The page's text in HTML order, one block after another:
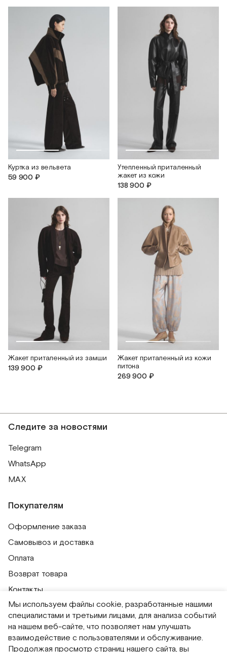
Куртка из вельвета
59 900 ₽
Утепленный приталенный
жакет из кожи
138 900 ₽
Жакет приталенный из замши
139 900 ₽
Жакет приталенный из кожи
питона
269 900 ₽
Следите за новостями
Telegram
WhatsApp
MAX
Покупателям
Оформление заказа
Самовывоз и доставка
Оплата
Возврат товара
Контакты
Публичная оферта
Политика обработки персональных данных
Политика использования сессионных файлов
Мы используем файлы cookie, разработанные нашими
специалистами и третьими лицами, для анализа событий
на нашем веб-сайте, что позволяет нам улучшать
взаимодействие с пользователями и обслуживание.
Продолжая просмотр страниц нашего сайта, вы